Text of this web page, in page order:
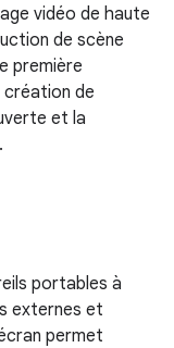
vidéo de haute
de scène
première
création de
et la
portables à
externes et
permet